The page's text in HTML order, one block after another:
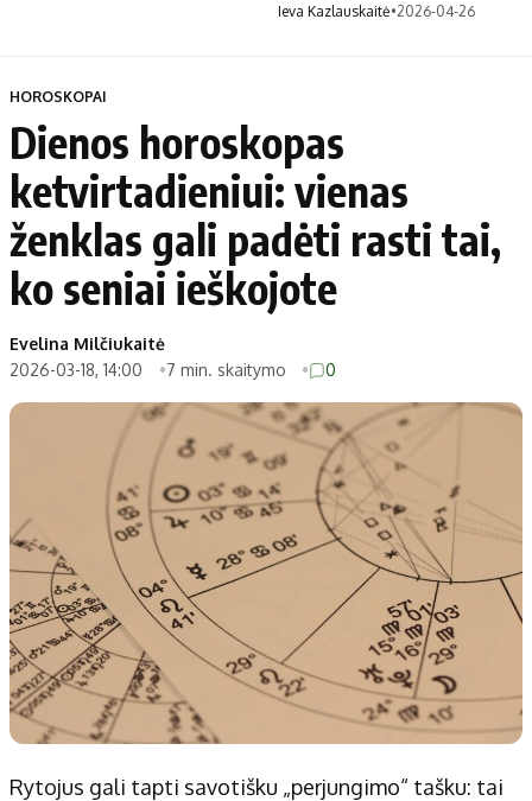
Ieva Kazlauskaitė•2026-04-26
HOROSKOPAI
Dienos horoskopas
ketvirtadieniui: vienas
ženklas gali padėti rasti tai,
ko seniai ieškojote
Evelina Milčiukaitė
2026-03-18, 14:00
7 min. skaitymo 0
Rytojus gali tapti savotišku „perjungimo“ tašku: tai